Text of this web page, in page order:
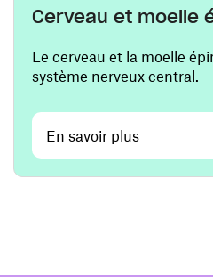
Cerveau et moelle
Le cerveau et la moelle
système nerveux central.
En savoir plus